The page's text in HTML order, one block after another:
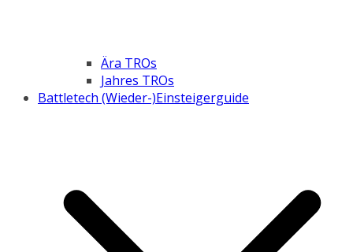
Ära TROs
Jahres TROs
Battletech (Wieder-)Einsteigerguide